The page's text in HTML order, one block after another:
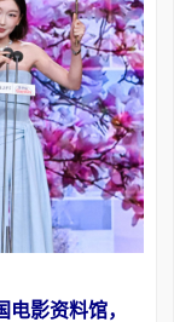
影资料馆，